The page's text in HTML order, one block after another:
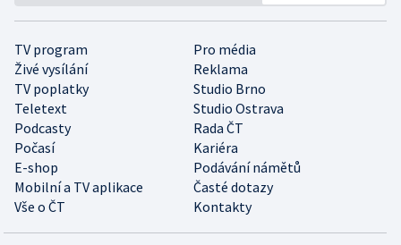
TV program
Pro média
Živé vysílání
Reklama
TV poplatky
Studio Brno
Teletext
Studio Ostrava
Podcasty
Rada ČT
Počasí
Kariéra
E-shop
Podávání námětů
Mobilní a TV aplikace
Časté dotazy
Vše o ČT
Kontakty